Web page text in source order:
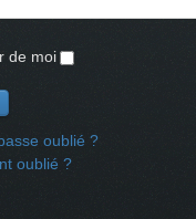
de moi
oublié ?
oublié ?